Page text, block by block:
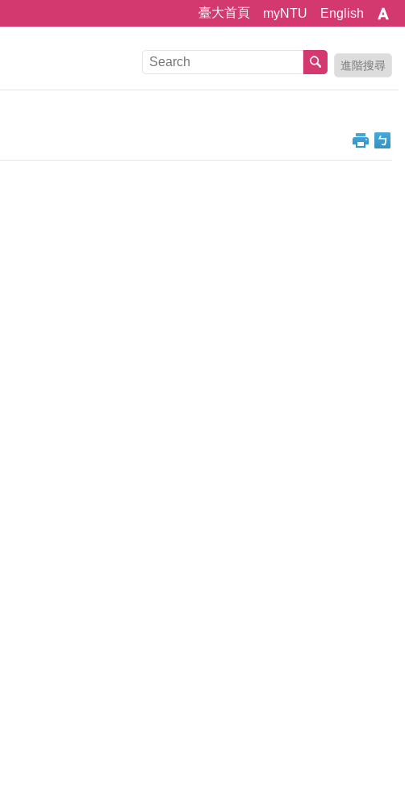
臺大首頁 myNTU English
進階搜尋